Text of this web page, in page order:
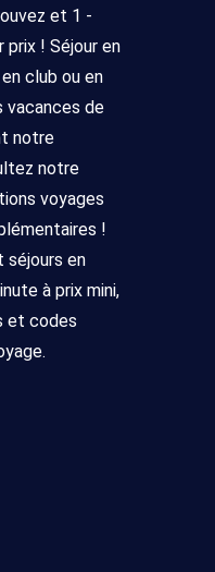
et 1 -
prix ! Séjour en
club ou en
vacances de
notre
notre
voyages
!
séjours en
à prix mini,
et codes